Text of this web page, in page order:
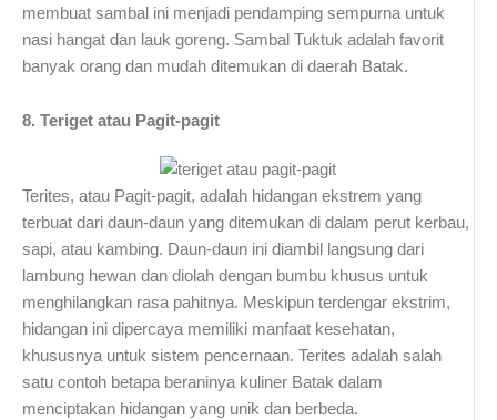
membuat sambal ini menjadi pendamping sempurna untuk
nasi hangat dan lauk goreng. Sambal Tuktuk adalah favorit
banyak orang dan mudah ditemukan di daerah Batak.
8. Teriget atau Pagit-pagit
Terites, atau Pagit-pagit, adalah hidangan ekstrem yang
terbuat dari daun-daun yang ditemukan di dalam perut kerbau,
sapi, atau kambing. Daun-daun ini diambil langsung dari
lambung hewan dan diolah dengan bumbu khusus untuk
menghilangkan rasa pahitnya. Meskipun terdengar ekstrim,
hidangan ini dipercaya memiliki manfaat kesehatan,
khususnya untuk sistem pencernaan. Terites adalah salah
satu contoh betapa beraninya kuliner Batak dalam
menciptakan hidangan yang unik dan berbeda.